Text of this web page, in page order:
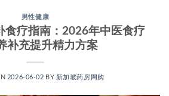
男性健康
食疗指南：2026年中医食疗
补充提升精力方案
2026-06-02 BY 新加坡药房网购